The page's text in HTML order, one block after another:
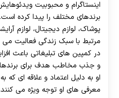
اینستاگرام و محبوبیت
برندهای مختلف را پیدا کرده
پوشاک، لوازم دیجیتال، لوازم
مرتبط با سبک زندگی فعالیت
در کمپین های تبلیغاتی باعث
و جذب مخاطب هدف برای برندها
او به دلیل اعتماد و علاقه ای که
معرفی های او توجه ویژه می‌